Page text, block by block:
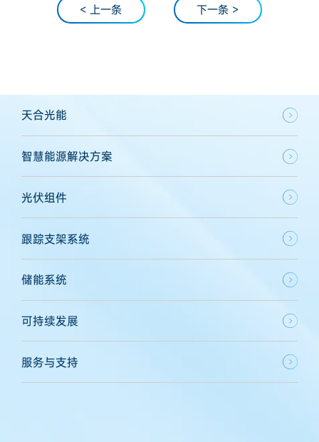
< 上一条 下一条 >
天合光能
智慧能源解决方案
光伏组件
跟踪支架系统
储能系统
可持续发展
服务与支持